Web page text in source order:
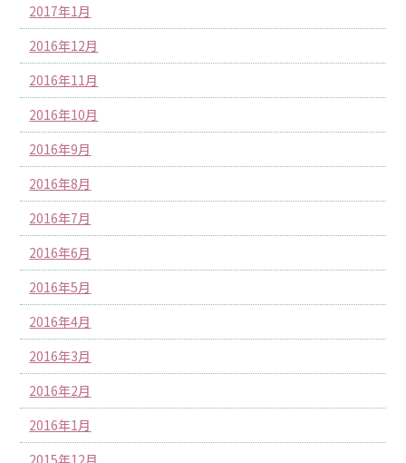
2017年1月
2016年12月
2016年11月
2016年10月
2016年9月
2016年8月
2016年7月
2016年6月
2016年5月
2016年4月
2016年3月
2016年2月
2016年1月
2015年12月